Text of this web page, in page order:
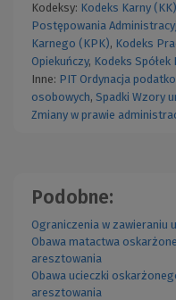
Kodeksy: Kodeks Karny (KK)
Postępowania
Karnego (KPK), Kodeks
Opiekuńczy, Kodeks Spółek
Inne: PIT Ordynacja
osobowych, Spadki Wzory
Zmiany w prawie
Podobne:
Ograniczenia w zawieraniu
Obawa matactwa
aresztowania
Obawa ucieczki
aresztowania